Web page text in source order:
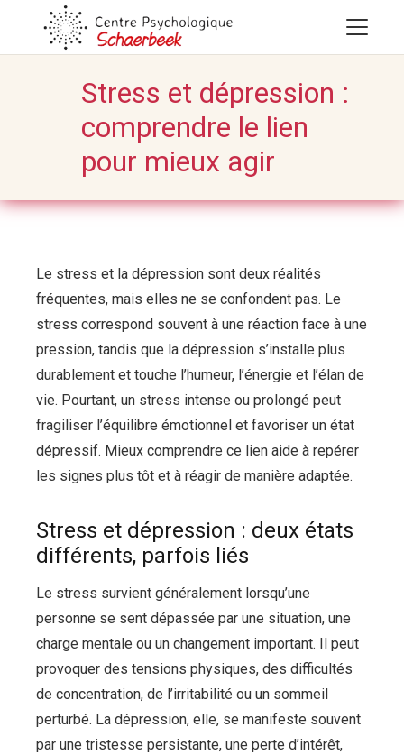
Stress et dépression :
comprendre le lien
pour mieux agir
Le stress et la dépression sont deux réalités
fréquentes, mais elles ne se confondent pas. Le
stress correspond souvent à une réaction face à une
pression, tandis que la dépression s’installe plus
durablement et touche l’humeur, l’énergie et l’élan de
vie. Pourtant, un stress intense ou prolongé peut
fragiliser l’équilibre émotionnel et favoriser un état
dépressif. Mieux comprendre ce lien aide à repérer
les signes plus tôt et à réagir de manière adaptée.
Stress et dépression : deux états
différents, parfois liés
Le stress survient généralement lorsqu’une
personne se sent dépassée par une situation, une
charge mentale ou un changement important. Il peut
provoquer des tensions physiques, des difficultés
de concentration, de l’irritabilité ou un sommeil
perturbé. La dépression, elle, se manifeste souvent
par une tristesse persistante, une perte d’intérêt,